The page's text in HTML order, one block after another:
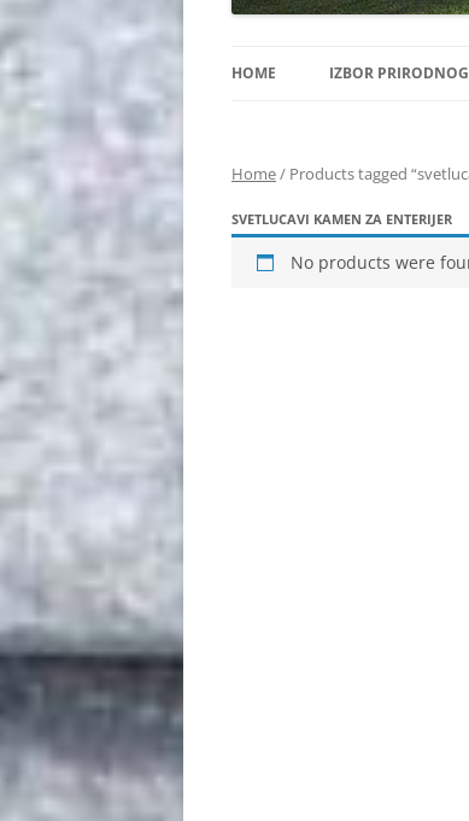
HOME IZBOR
Home/ Products tagged
SVETLUCAVI KAMEN ZA ENTERIJER
No products were